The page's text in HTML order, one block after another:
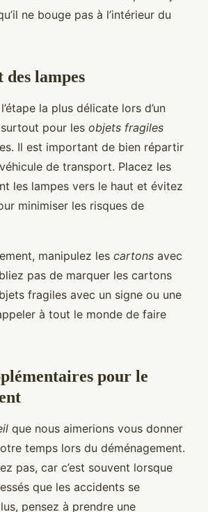
ne bouge pas à l’intérieur du
lampes
la plus délicate lors d’un
pour les objets fragiles
Il est important de bien répartir
de transport. Placez les
les lampes vers le haut et évitez
minimiser les risques de
manipulez les cartons avec
pas de marquer les cartons
fragiles avec un signe ou une
à tout le monde de faire
pour le
que nous aimerions vous donner
temps lors du déménagement.
pas, car c’est souvent lorsque
que les accidents se
pensez à prendre une